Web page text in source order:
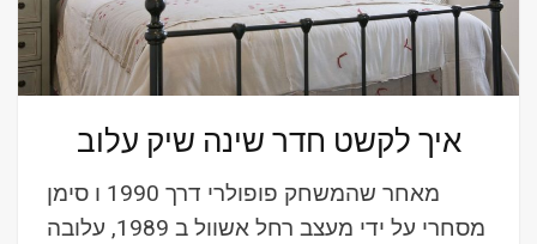
איך לקשט חדר שינה שיק עלוב
מאחר שהמשחק פופולרי דרך 1990 ו סימן
מסחרי על ידי מעצב רחל אשוול ב 1989, עלובה